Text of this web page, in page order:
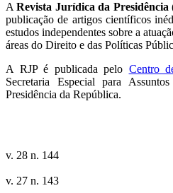
ARevista Jurídica da Presidência
publicação de artigos científicos
estudos independentes sobre a
áreas do Direito e das Políticas
A RJP é publicada pelo Centro
Secretaria Especial para
Presidência da República.
v. 28 n. 144
v. 27 n. 143